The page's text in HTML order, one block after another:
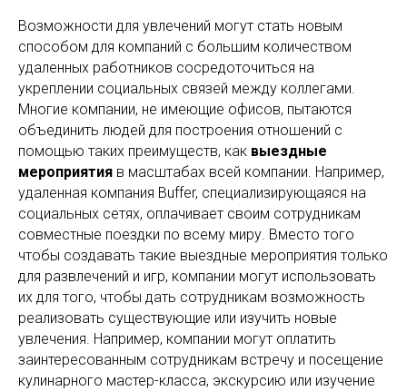
Возможности для увлечений могут стать новым
способом для компаний с большим количеством
удаленных работников сосредоточиться на
укреплении социальных связей между коллегами.
Многие компании, не имеющие офисов, пытаются
объединить людей для построения отношений с
помощью таких преимуществ, как выездные
мероприятия в масштабах всей компании. Например,
удаленная компания Buffer, специализирующаяся на
социальных сетях, оплачивает своим сотрудникам
совместные поездки по всему миру. Вместо того
чтобы создавать такие выездные мероприятия только
для развлечений и игр, компании могут использовать
их для того, чтобы дать сотрудникам возможность
реализовать существующие или изучить новые
увлечения. Например, компании могут оплатить
заинтересованным сотрудникам встречу и посещение
кулинарного мастер-класса, экскурсию или изучение